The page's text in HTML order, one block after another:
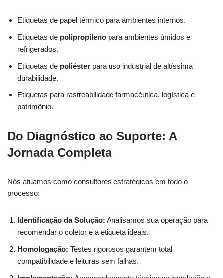
Etiquetas de papel térmico para ambientes internos.
Etiquetas de polipropileno para ambientes úmidos e
refrigerados.
Etiquetas de poliéster para uso industrial de altíssima
durabilidade.
Etiquetas para rastreabilidade farmacêutica, logística e
patrimônio.
Do Diagnóstico ao Suporte: A
Jornada Completa
Nós atuamos como consultores estratégicos em todo o
processo:
Identificação da Solução: Analisamos sua operação para
recomendar o coletor e a etiqueta ideais.
Homologação: Testes rigorosos garantem total
compatibilidade e leituras sem falhas.